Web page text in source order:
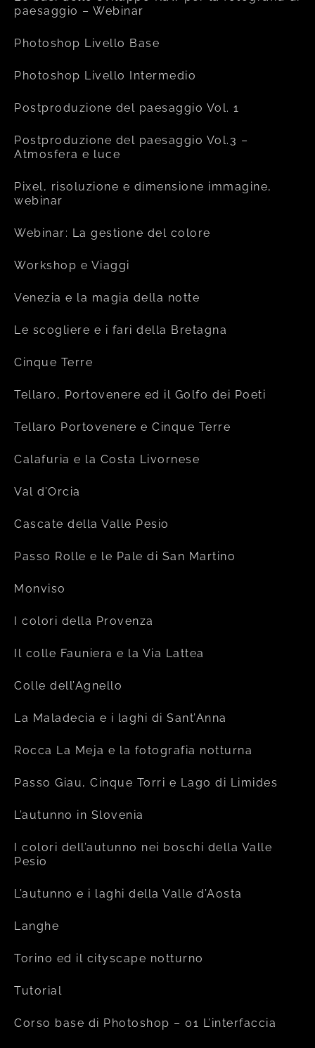
paesaggio – Webinar
Photoshop Livello Base
Photoshop Livello Intermedio
Postproduzione del paesaggio Vol. 1
Postproduzione del paesaggio Vol.3 –
Atmosfera e luce
Pixel, risoluzione e dimensione immagine,
webinar
Webinar: La gestione del colore
Workshop e Viaggi
Venezia e la magia della notte
Le scogliere e i fari della Bretagna
Cinque Terre
Tellaro, Portovenere ed il Golfo dei Poeti
Tellaro Portovenere e Cinque Terre
Calafuria e la Costa Livornese
Val d’Orcia
Cascate della Valle Pesio
Passo Rolle e le Pale di San Martino
Monviso
I colori della Provenza
Il colle Fauniera e la Via Lattea
Colle dell’Agnello
La Maladecia e i laghi di Sant’Anna
Rocca La Meja e la fotografia notturna
Passo Giau, Cinque Torri e Lago di Limides
L’autunno in Slovenia
I colori dell’autunno nei boschi della Valle
Pesio
L’autunno e i laghi della Valle d’Aosta
Langhe
Torino ed il cityscape notturno
Tutorial
Corso base di Photoshop – 01 L’interfaccia